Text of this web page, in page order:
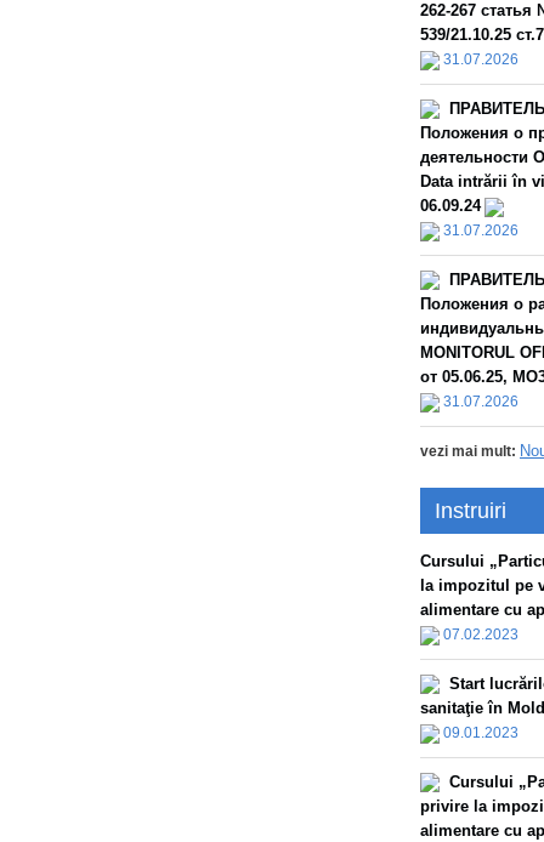
262-267
539/21.10.25
31.07.2026
Положения о
деятельности
Data intrării în
06.09.24
31.07.2026
Положения о
MONITORUL
от 05.06.25,
31.07.2026
vezi mai mult:
Instruiri
Сursului
la impozitul pe
alimentare cu
07.02.2023
Start
sanitaţie în
09.01.2023
Сursului
privire la
alimentare cu